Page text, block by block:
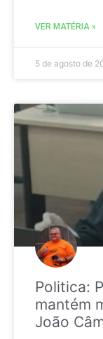
VER MATÉRIA »
5 de agosto de
Politica:
mantém
João